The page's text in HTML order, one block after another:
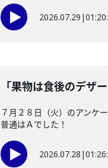
2026.07.29 |
「果物は食後のデザ
７月２８日（火）のアンケ
普通はＡでした！
2026.07.28 |